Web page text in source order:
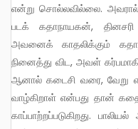
என்று சொல்லவில்லை.
படக் கதாநாயகன்,
அவனைக் காதலிக்கும்
நினைத்து விட, அவள்
ஆனால் கடைசி வரை, வேறு
வாழ்கிறாள் என்பது தான்
காப்பாற்றப்படுகிறது.